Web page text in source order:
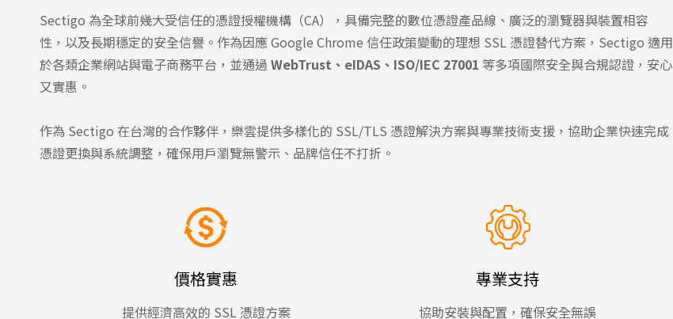
Sectigo 為全球前幾大受信任的憑證授權機構（CA），具備完整的數位憑證產品線、廣泛的瀏覽器與裝置相容
性，以及長期穩定的安全信譽。作為因應 Google Chrome 信任政策變動的理想 SSL 憑證替代方案，Sectigo 適用
於各類企業網站與電子商務平台，並通過 WebTrust、eIDAS、ISO/IEC 27001 等多項國際安全與合規認證，安心
又實惠。
作為 Sectigo 在台灣的合作夥伴，樂雲提供多樣化的 SSL/TLS 憑證解決方案與專業技術支援，協助企業快速完成
憑證更換與系統調整，確保用戶瀏覽無警示、品牌信任不打折。
價格實惠
提供經濟高效的 SSL 憑證方案
專業支持
協助安裝與配置，確保安全無誤